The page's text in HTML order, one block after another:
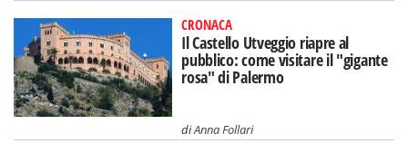
CRONACA
Il Castello Utveggio riapre al
pubblico: come visitare il "gigante
rosa" di Palermo
diAnna Follari